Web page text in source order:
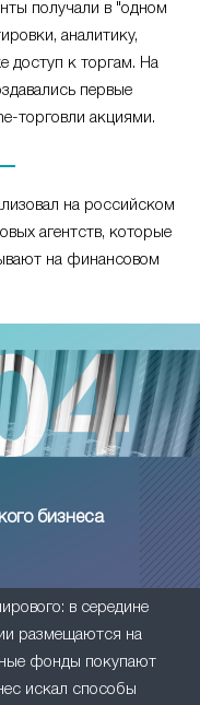
получали в "одном
аналитику,
доступ к торгам. На
первые
торговли акциями.
на российском
агентств, которые
на финансовом
в середине
размещаются на
фонды покупают
искал способы
бизнеса